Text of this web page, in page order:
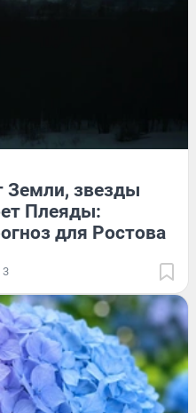
Земли, звезды
Плеяды:
для Ростова
3